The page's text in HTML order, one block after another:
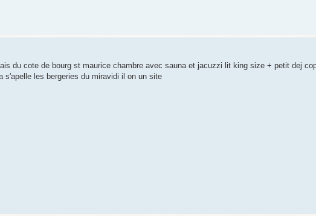
du cote de bourg st maurice chambre avec sauna et jacuzzi lit king size + petit dej
s'apelle les bergeries du miravidi il on un site